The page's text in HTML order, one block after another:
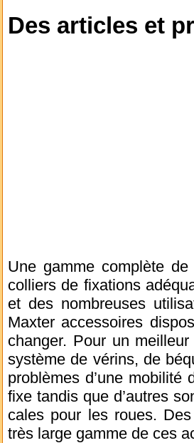
Des articles et
Une gamme complète
colliers de fixations
et des nombreuses
Maxter accessoires
changer. Pour un
système de vérins, de
problèmes d’une
fixe tandis que d’autres
cales pour les roues.
très large gamme de ces